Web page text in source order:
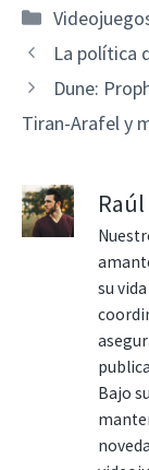
Categorías
La política
Dune:
Tiran-Arafel y
su
Bajo